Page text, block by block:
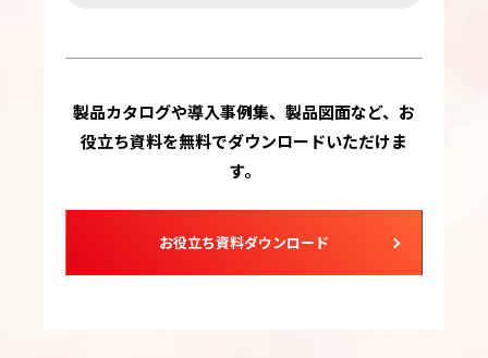
製品カタログや導入事例集、製品図面など、お
役立ち資料を無料でダウンロードいただけま
す。
お役立ち資料ダウンロード